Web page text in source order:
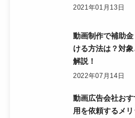
2021年01月13日
動画制作で補助
ける方法は？対
解説！
2022年07月14日
動画広告会社お
用を依頼するメ